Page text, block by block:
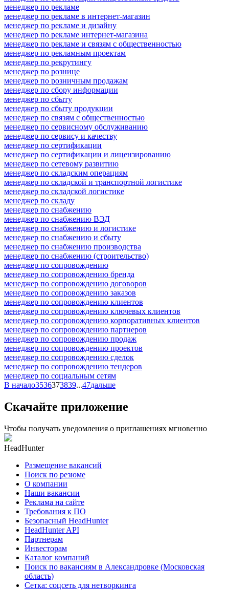
менеджер по рекламе
менеджер по рекламе в интернет-магазин
менеджер по рекламе и дизайну
менеджер по рекламе интернет-магазина
менеджер по рекламе и связям с общественностью
менеджер по рекламным проектам
менеджер по рекрутингу
менеджер по рознице
менеджер по розничным продажам
менеджер по сбору информации
менеджер по сбыту
менеджер по сбыту продукции
менеджер по связям с общественностью
менеджер по сервисному обслуживанию
менеджер по сервису и качеству
менеджер по сертификации
менеджер по сертификации и лицензированию
менеджер по сетевому развитию
менеджер по складским операциям
менеджер по складской и транспортной логистике
менеджер по складской логистике
менеджер по складу
менеджер по снабжению
менеджер по снабжению ВЭД
менеджер по снабжению и логистике
менеджер по снабжению и сбыту
менеджер по снабжению производства
менеджер по снабжению (строительство)
менеджер по сопровождению
менеджер по сопровождению бренда
менеджер по сопровождению договоров
менеджер по сопровождению заказов
менеджер по сопровождению клиентов
менеджер по сопровождению ключевых клиентов
менеджер по сопровождению корпоративных клиентов
менеджер по сопровождению партнеров
менеджер по сопровождению продаж
менеджер по сопровождению проектов
менеджер по сопровождению сделок
менеджер по сопровождению тендеров
менеджер по социальным сетям
В начало3536373839...47дальше
Скачайте приложение
Чтобы получать уведомления о приглашениях мгновенно
HeadHunter
Размещение вакансий
Поиск по резюме
О компании
Наши вакансии
Реклама на сайте
Требования к ПО
Безопасный HeadHunter
HeadHunter API
Партнерам
Инвесторам
Каталог компаний
Поиск по вакансиям в Александровке (Московская
область)
Сетка: соцсеть для нетворкинга